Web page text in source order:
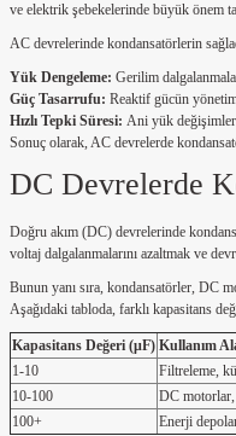
ve elektrik şebekelerinde büyük önem
AC devrelerinde kondansatörlerin
Yük Dengeleme: Gerilim
Güç Tasarrufu: Reaktif gücün
Hızlı Tepki Süresi: Ani yük
Sonuç olarak, AC devrelerde
DC Devrelerde
Doğru akım (DC) devrelerinde
voltaj dalgalanmalarını azaltmak ve
Bunun yanı sıra, kondansatörler, DC
Aşağıdaki tabloda, farklı kapasitans
Kapasitans Değeri (μF) Kullanım
1-10
Filtreleme,
10-100
DC motorlar,
100+
Enerji